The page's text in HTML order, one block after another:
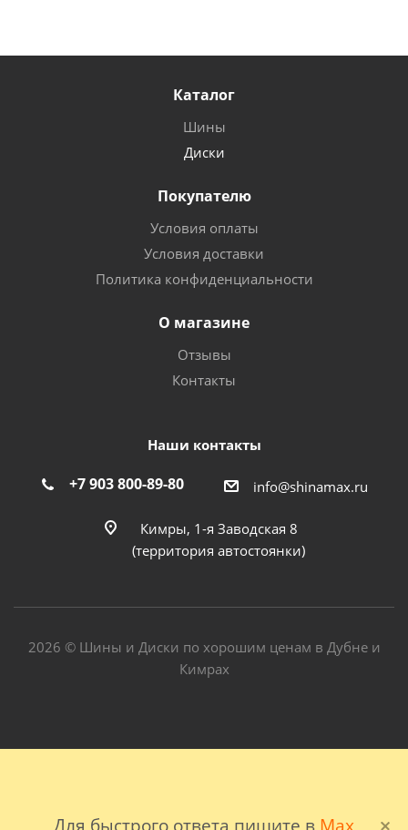
Для быстрого ответа пишите в Max
Каталог
Шины
Диски
Покупателю
Условия оплаты
Условия доставки
Политика конфиденциальности
О магазине
Отзывы
Контакты
Наши контакты
+7 903 800-89-80 info@shinamax.ru
Кимры, 1-я Заводская 8
(территория автостоянки)
2026 © Шины и Диски по хорошим ценам в Дубне и
Кимрах